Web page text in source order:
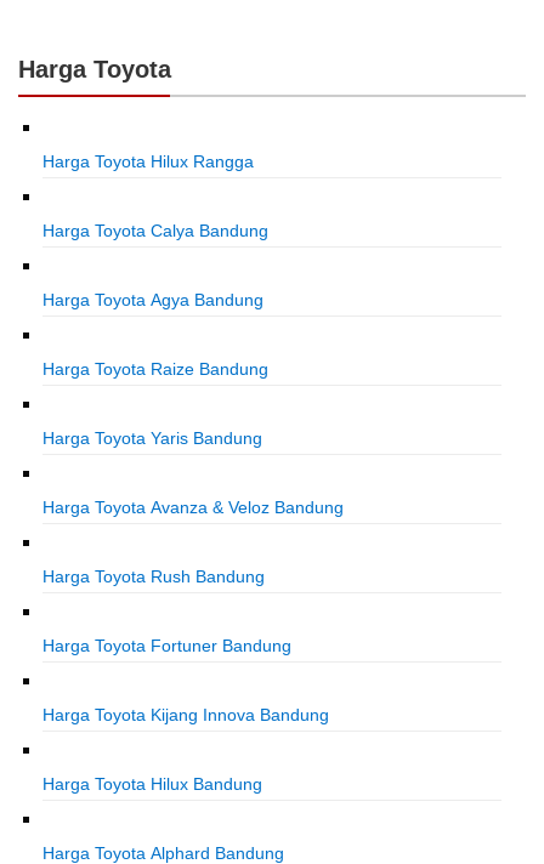
Harga Toyota
Harga Toyota Hilux Rangga
Harga Toyota Calya Bandung
Harga Toyota Agya Bandung
Harga Toyota Raize Bandung
Harga Toyota Yaris Bandung
Harga Toyota Avanza & Veloz Bandung
Harga Toyota Rush Bandung
Harga Toyota Fortuner Bandung
Harga Toyota Kijang Innova Bandung
Harga Toyota Hilux Bandung
Harga Toyota Alphard Bandung